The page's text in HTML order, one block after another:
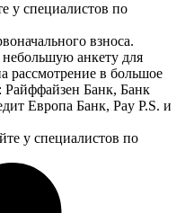
у специалистов по
взноса.
анкету для
рассмотрение в большое
Райффайзен Банк, Банк
Европа Банк, Pay P.S. и
у специалистов по